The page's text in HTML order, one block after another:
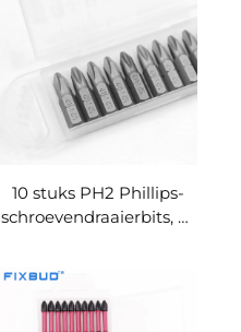
10 stuks PH2 Phillips-
schroevendraaierbits, 25
slagbestendige set